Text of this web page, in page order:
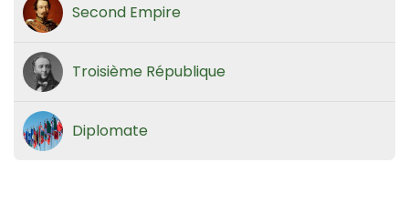
Second Empire
Troisième République
Diplomate